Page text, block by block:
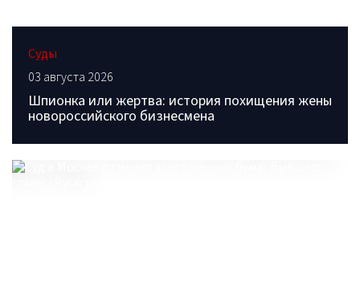
Суды
03 августа 2026
Шпионка или жертва: история похищения жены
новороссийского бизнесмена